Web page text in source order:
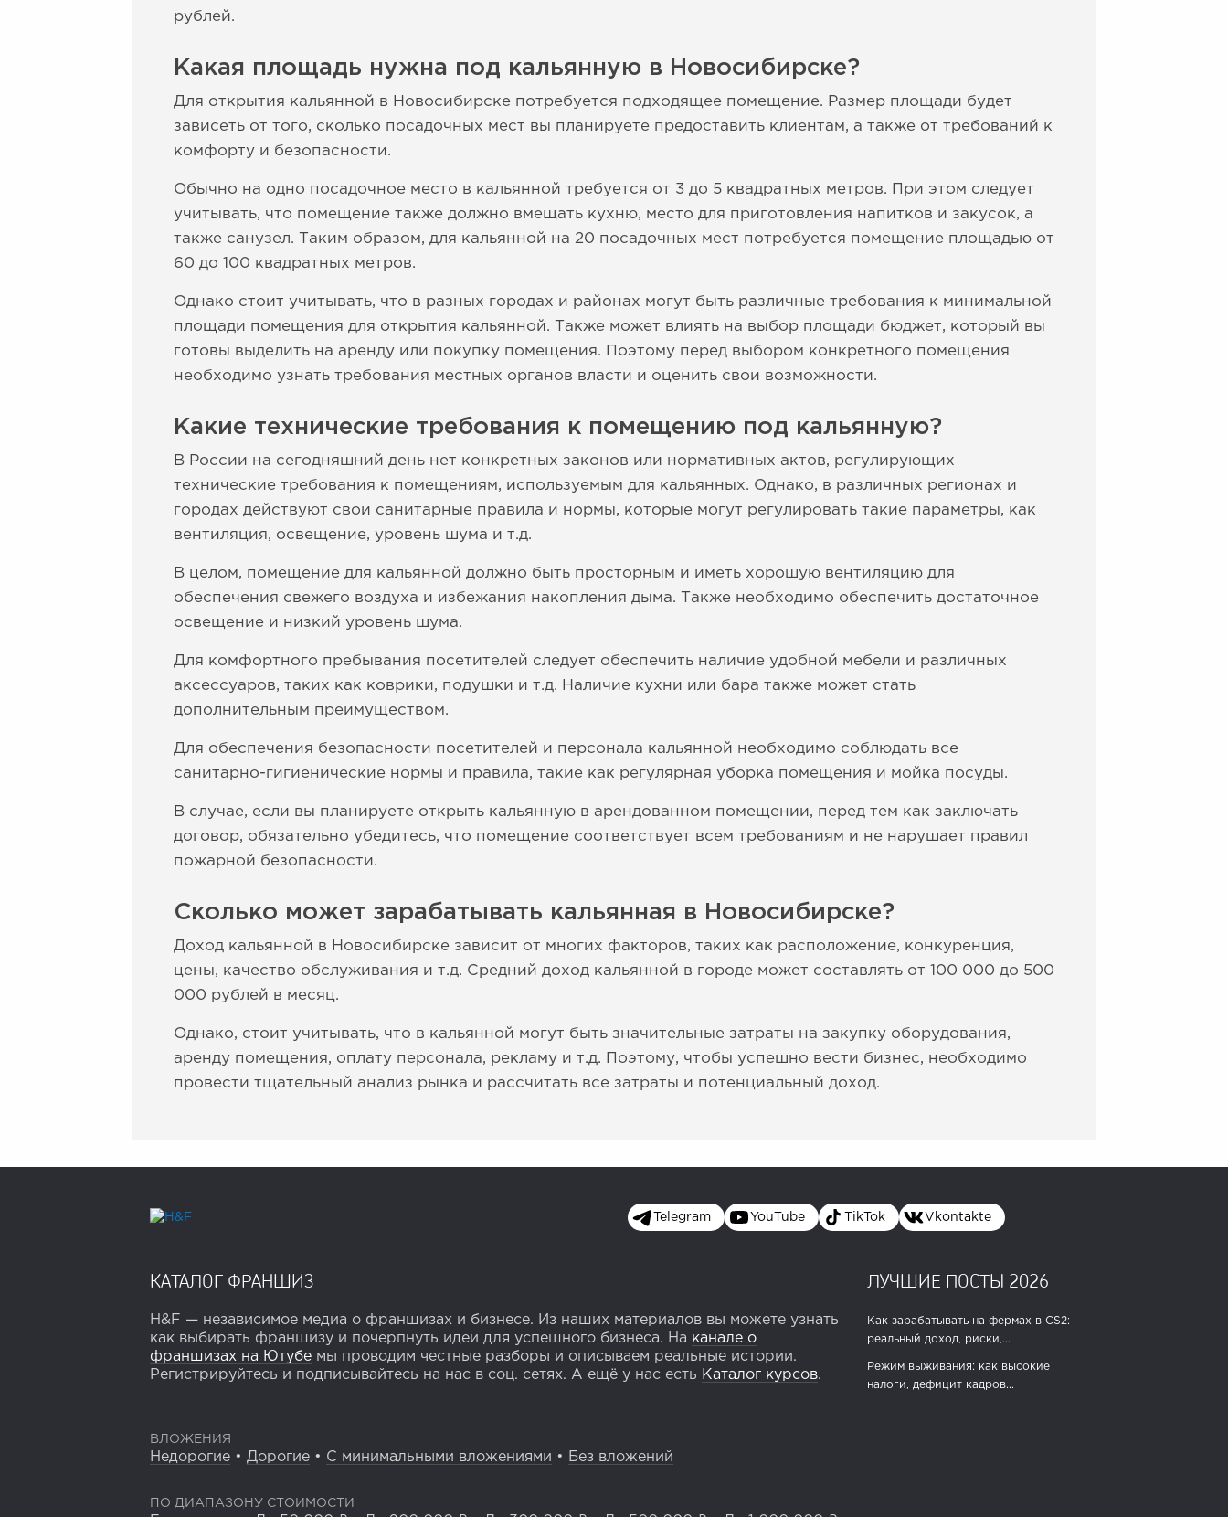
рублей.
Какая площадь нужна под кальянную в Новосибирске?
Для открытия кальянной в Новосибирске потребуется подходящее помещение. Размер площади будет
зависеть от того, сколько посадочных мест вы планируете предоставить клиентам, а также от требований к
комфорту и безопасности.
Обычно на одно посадочное место в кальянной требуется от 3 до 5 квадратных метров. При этом следует
учитывать, что помещение также должно вмещать кухню, место для приготовления напитков и закусок, а
также санузел. Таким образом, для кальянной на 20 посадочных мест потребуется помещение площадью от
60 до 100 квадратных метров.
Однако стоит учитывать, что в разных городах и районах могут быть различные требования к минимальной
площади помещения для открытия кальянной. Также может влиять на выбор площади бюджет, который вы
готовы выделить на аренду или покупку помещения. Поэтому перед выбором конкретного помещения
необходимо узнать требования местных органов власти и оценить свои возможности.
Какие технические требования к помещению под кальянную?
В России на сегодняшний день нет конкретных законов или нормативных актов, регулирующих
технические требования к помещениям, используемым для кальянных. Однако, в различных регионах и
городах действуют свои санитарные правила и нормы, которые могут регулировать такие параметры, как
вентиляция, освещение, уровень шума и т.д.
В целом, помещение для кальянной должно быть просторным и иметь хорошую вентиляцию для
обеспечения свежего воздуха и избежания накопления дыма. Также необходимо обеспечить достаточное
освещение и низкий уровень шума.
Для комфортного пребывания посетителей следует обеспечить наличие удобной мебели и различных
аксессуаров, таких как коврики, подушки и т.д. Наличие кухни или бара также может стать
дополнительным преимуществом.
Для обеспечения безопасности посетителей и персонала кальянной необходимо соблюдать все
санитарно-гигиенические нормы и правила, такие как регулярная уборка помещения и мойка посуды.
В случае, если вы планируете открыть кальянную в арендованном помещении, перед тем как заключать
договор, обязательно убедитесь, что помещение соответствует всем требованиям и не нарушает правил
пожарной безопасности.
Сколько может зарабатывать кальянная в Новосибирске?
Доход кальянной в Новосибирске зависит от многих факторов, таких как расположение, конкуренция,
цены, качество обслуживания и т.д. Средний доход кальянной в городе может составлять от 100 000 до 500
000 рублей в месяц.
Однако, стоит учитывать, что в кальянной могут быть значительные затраты на закупку оборудования,
аренду помещения, оплату персонала, рекламу и т.д. Поэтому, чтобы успешно вести бизнес, необходимо
провести тщательный анализ рынка и рассчитать все затраты и потенциальный доход.
Telegram YouTube TikTok Vkontakte
КАТАЛОГ ФРАНШИЗ
H&F — независимое медиа о франшизах и бизнесе. Из наших материалов вы можете узнать
как выбирать франшизу и почерпнуть идеи для успешного бизнеса. На канале о
франшизах на Ютубе мы проводим честные разборы и описываем реальные истории.
Регистрируйтесь и подписывайтесь на нас в соц. сетях. А ещё у нас есть Каталог курсов.
ЛУЧШИЕ ПОСТЫ 2026
Как зарабатывать на фермах в CS2:
реальный доход, риски,...
Режим выживания: как высокие
налоги, дефицит кадров...
ВЛОЖЕНИЯ
Недорогие • Дорогие • С минимальными вложениями • Без вложений
ПО ДИАПАЗОНУ СТОИМОСТИ